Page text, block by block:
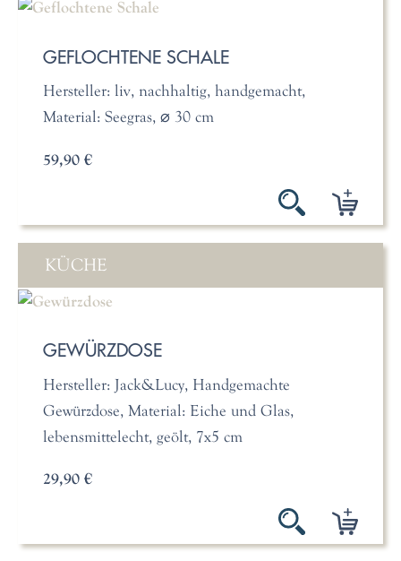
GEFLOCHTENE SCHALE
Hersteller: liv, nachhaltig, handgemacht,
Material: Seegras, ⌀ 30 cm
59,90 €
KÜCHE
GEWÜRZDOSE
Hersteller: Jack&Lucy, Handgemachte
Gewürzdose, Material: Eiche und Glas,
lebensmittelecht, geölt, 7x5 cm
29,90 €